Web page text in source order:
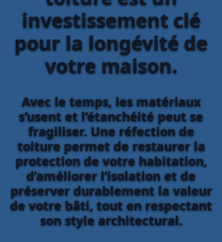
investissement clé
pour la longévité de
votre maison.
Avec le temps, les matériaux
s’usent et l’étanchéité peut se
fragiliser. Une réfection de
toiture permet de restaurer la
protection de votre habitation,
d’améliorer l’isolation et de
préserver durablement la valeur
de votre bâti, tout en respectant
son style architectural.